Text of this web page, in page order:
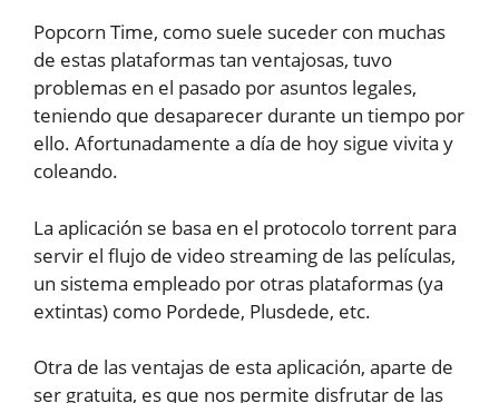
Popcorn Time, como suele suceder con muchas
de estas plataformas tan ventajosas, tuvo
problemas en el pasado por asuntos legales,
teniendo que desaparecer durante un tiempo por
ello. Afortunadamente a día de hoy sigue vivita y
coleando.
La aplicación se basa en el protocolo torrent para
servir el flujo de video streaming de las películas,
un sistema empleado por otras plataformas (ya
extintas) como Pordede, Plusdede, etc.
Otra de las ventajas de esta aplicación, aparte de
ser gratuita, es que nos permite disfrutar de las